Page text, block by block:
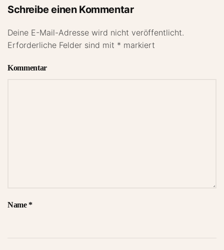
Schreibe einen Kommentar
Deine E-Mail-Adresse wird nicht veröffentlicht.
Erforderliche Felder sind mit * markiert
Kommentar
Name *